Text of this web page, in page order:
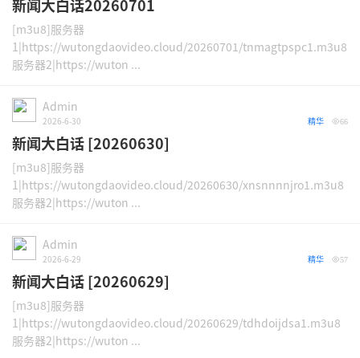
新闻大白话20260701
[m3u8]服务器
1|https://wutongdaovideo.cloud/20260701/tnmagtpspc1.m3u8
服务器2|https://wuton ...
Admin
2026-6-30 66
精华
新闻大白话 [20260630]
[m3u8]服务器
1|https://wutongdaovideo.cloud/20260630/xnsnnnnjro1.m3u8
服务器2|https://wuton ...
Admin
2026-6-29 57
精华
新闻大白话 [20260629]
[m3u8]服务器
1|https://wutongdaovideo.cloud/20260629/tdhdoijdsa1.m3u8
服务器2|https://wuton ...